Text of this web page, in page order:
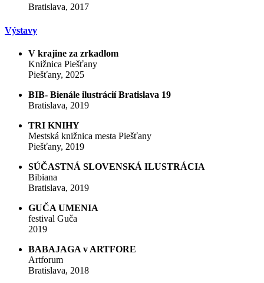
Bratislava, 2017
Výstavy
V krajine za zrkadlom
Knižnica Piešťany
Piešťany, 2025
BIB- Bienále ilustrácií Bratislava 19
Bratislava, 2019
TRI KNIHY
Mestská knižnica mesta Piešťany
Piešťany, 2019
SÚČASTNÁ SLOVENSKÁ ILUSTRÁCIA
Bibiana
Bratislava, 2019
GUČA UMENIA
festival Guča
2019
BABAJAGA v ARTFORE
Artforum
Bratislava, 2018